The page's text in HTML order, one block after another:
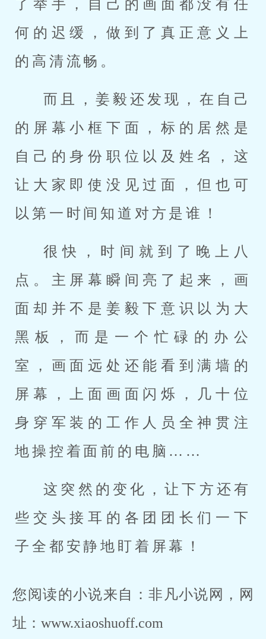
了举手，自己的画面都没有任
何的迟缓，做到了真正意义上
的高清流畅。
而且，姜毅还发现，在自己
的屏幕小框下面，标的居然是
自己的身份职位以及姓名，这
让大家即使没见过面，但也可
以第一时间知道对方是谁！
很快，时间就到了晚上八
点。主屏幕瞬间亮了起来，画
面却并不是姜毅下意识以为大
黑板，而是一个忙碌的办公
室，画面远处还能看到满墙的
屏幕，上面画面闪烁，几十位
身穿军装的工作人员全神贯注
地操控着面前的电脑……
这突然的变化，让下方还有
些交头接耳的各团团长们一下
子全都安静地盯着屏幕！
您阅读的小说来自：非凡小说网，网
址：www.xiaoshuoff.com